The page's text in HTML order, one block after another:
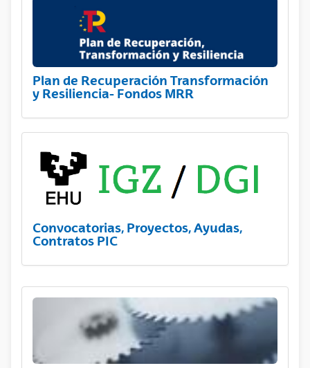
Plan de Recuperación Transformación
y Resiliencia- Fondos MRR
Convocatorias, Proyectos, Ayudas,
Contratos PIC